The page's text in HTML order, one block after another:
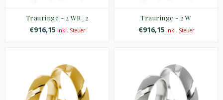
Trauringe - 2 WR_2
€916,15 inkl. Steuer
Trauringe - 2 W
€916,15 inkl. Steuer